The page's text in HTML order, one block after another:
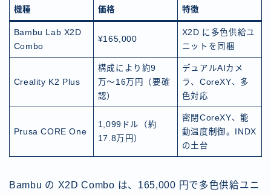
機種 価格 特徴
Bambu Lab X2D
Combo
¥165,000
X2D に多色供給ユ
ニットを同梱
Creality K2 Plus
構成により約9
万〜16万円（要確
認）
デュアルAIカメ
ラ、CoreXY、多
色対応
Prusa CORE One
1,099ドル（約
17.8万円）
密閉CoreXY、能
動温度制御。INDX
の土台
Bambu の X2D Combo は、165,000 円で多色供給ユニ